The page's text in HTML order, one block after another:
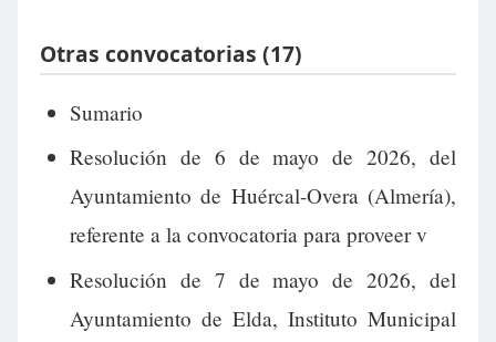
Otras convocatorias (17)
Sumario
Resolución de 6 de mayo de 2026, del
Ayuntamiento de Huércal-Overa (Almería),
referente a la convocatoria para proveer v
Resolución de 7 de mayo de 2026, del
Ayuntamiento de Elda, Instituto Municipal